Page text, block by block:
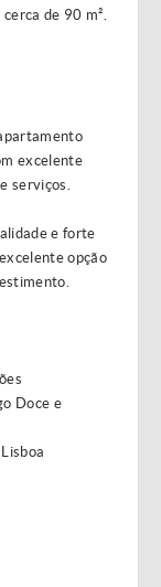
de 90 m².
excelente
serviços.
e forte
opção
Doce e